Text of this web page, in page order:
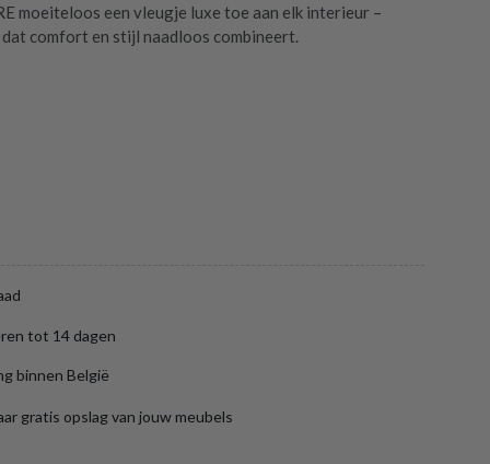
moeiteloos een vleugje luxe toe aan elk interieur –
comfort en stijl naadloos combineert.
tot 14 dagen
binnen België
gratis opslag van jouw meubels